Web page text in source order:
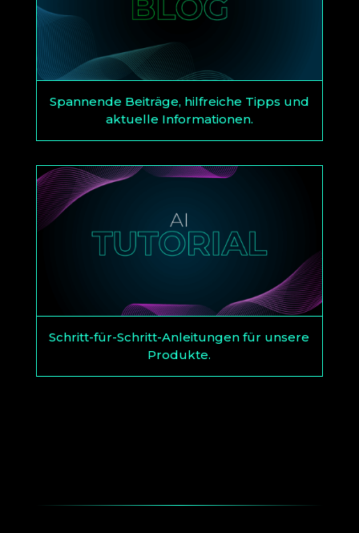
Spannende Beiträge, hilfreiche Tipps und
aktuelle Informationen.
Schritt-für-Schritt-Anleitungen für unsere
Produkte.